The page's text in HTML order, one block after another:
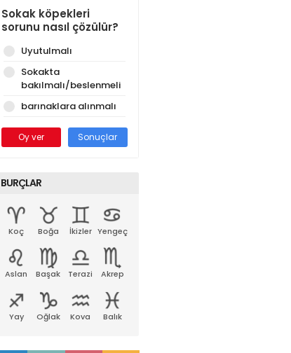
Sokak köpekleri
sorunu nasıl çözülür?
Uyutulmalı
Sokakta
bakılmalı/beslenmeli
barınaklara alınmalı
Oy ver Sonuçlar
BURÇLAR
Koç Boğa İkizler Yengeç
Aslan Başak Terazi Akrep
Yay Oğlak Kova Balık